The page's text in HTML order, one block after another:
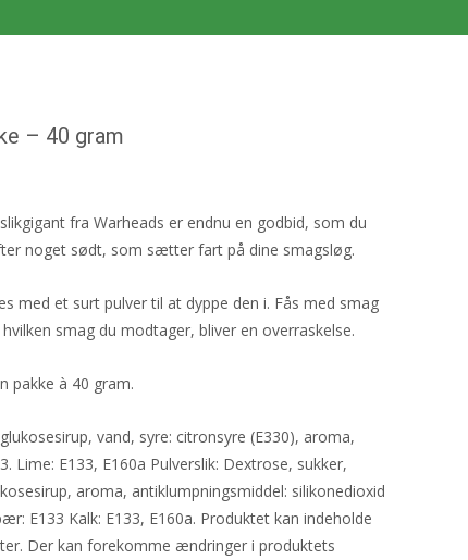
– 40 gram
fra Warheads er endnu en godbid, som du
noget sødt, som sætter fart på dine smagsløg.
med et surt pulver til at dyppe den i. Fås med smag
smag du modtager, bliver en overraskelse.
pakke à 40 gram.
vand, syre: citronsyre (E330), aroma,
Lime: E133, E160a Pulverslik: Dextrose, sukker,
aroma, antiklumpningsmiddel: silikonedioxid
E133 Kalk: E133, E160a. Produktet kan indeholde
Der kan forekomme ændringer i produktets